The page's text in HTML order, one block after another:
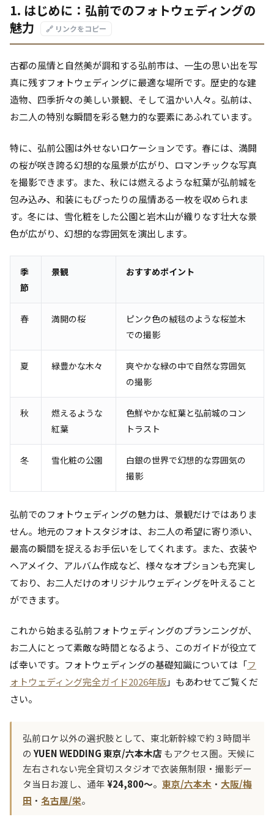
1. はじめに：弘前でのフォトウェディングの
魅力
🔗 リンクをコピー
古都の風情と自然美が調和する弘前市は、一生の思い出を写
真に残すフォトウェディングに最適な場所です。歴史的な建
造物、四季折々の美しい景観、そして温かい人々。弘前は、
お二人の特別な瞬間を彩る魅力的な要素にあふれています。
特に、弘前公園は外せないロケーションです。春には、満開
の桜が咲き誇る幻想的な風景が広がり、ロマンチックな写真
を撮影できます。また、秋には燃えるような紅葉が弘前城を
包み込み、和装にもぴったりの風情ある一枚を収められま
す。冬には、雪化粧をした公園と岩木山が織りなす壮大な景
色が広がり、幻想的な雰囲気を演出します。
季
節
景観 おすすめポイント
春 満開の桜
ピンク色の絨毯のような桜並木
での撮影
夏 緑豊かな木々
爽やかな緑の中で自然な雰囲気
の撮影
秋
燃えるような
紅葉
色鮮やかな紅葉と弘前城のコン
トラスト
冬 雪化粧の公園
白銀の世界で幻想的な雰囲気の
撮影
弘前でのフォトウェディングの魅力は、景観だけではありま
せん。地元のフォトスタジオは、お二人の希望に寄り添い、
最高の瞬間を捉えるお手伝いをしてくれます。また、衣装や
ヘアメイク、アルバム作成など、様々なオプションも充実し
ており、お二人だけのオリジナルウェディングを叶えること
ができます。
これから始まる弘前フォトウェディングのプランニングが、
お二人にとって素敵な時間となるよう、このガイドが役立て
ば幸いです。フォトウェディングの基礎知識については「フ
ォトウェディング完全ガイド2026年版」もあわせてご覧くだ
さい。
弘前ロケ以外の選択肢として、東北新幹線で約 3 時間半
の YUEN WEDDING 東京/六本木店もアクセス圏。天候に
左右されない完全貸切スタジオで衣装無制限・撮影デー
タ当日お渡し、通年¥24,800〜。 東京/六本木 ・ 大阪/梅
田 ・ 名古屋/栄。